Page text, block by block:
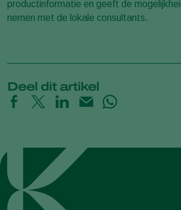
productinformatie en geeft de
nemen met de lokale consultants.
Deel dit artikel